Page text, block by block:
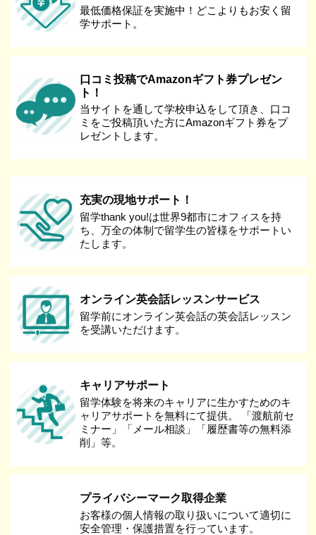
最低価格保証を実施中！どこよりもお安く留
学サポート。
口コミ投稿でAmazonギフト券プレゼン
ト！
当サイトを通して学校申込をして頂き、口コ
ミをご投稿頂いた方にAmazonギフト券をプ
レゼントします。
充実の現地サポート！
留学thank you!は世界9都市にオフィスを持
ち、万全の体制で留学生の皆様をサポートい
たします。
オンライン英会話レッスンサービス
留学前にオンライン英会話の英会話レッスン
を受講いただけます。
キャリアサポート
留学体験を将来のキャリアに生かすためのキ
ャリアサポートを無料にて提供。 「渡航前セ
ミナー」「メール相談」「履歴書等の無料添
削」等。
プライバシーマーク取得企業
お客様の個人情報の取り扱いについて適切に
安全管理・保護措置を行っています。